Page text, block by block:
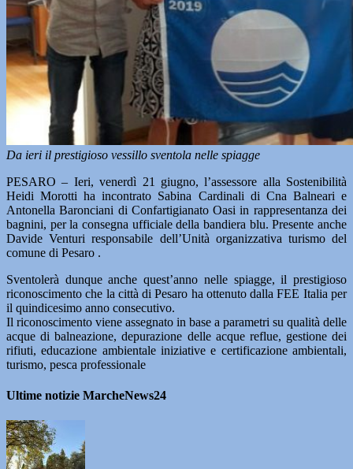
Da ieri il prestigioso vessillo sventola nelle spiagge
PESARO – Ieri, venerdì 21 giugno, l’assessore alla Sostenibilità
Heidi Morotti ha incontrato Sabina Cardinali di Cna Balneari e
Antonella Baronciani di Confartigianato Oasi in rappresentanza dei
bagnini, per la consegna ufficiale della bandiera blu. Presente anche
Davide Venturi responsabile dell’Unità organizzativa turismo del
comune di Pesaro .
Sventolerà dunque anche quest’anno nelle spiagge, il prestigioso
riconoscimento che la città di Pesaro ha ottenuto dalla FEE Italia per
il quindicesimo anno consecutivo.
Il riconoscimento viene assegnato in base a parametri su qualità delle
acque di balneazione, depurazione delle acque reflue, gestione dei
rifiuti, educazione ambientale iniziative e certificazione ambientali,
turismo, pesca professionale
Ultime notizie MarcheNews24